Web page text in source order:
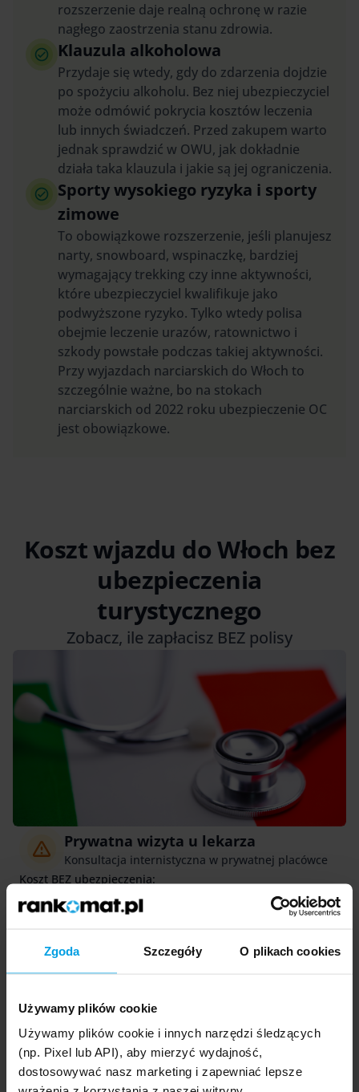
Zgoda Szczegóły O plikach cookies
Używamy plików cookie
Używamy plików cookie i innych narzędzi śledzących
(np. Pixel lub API), aby mierzyć wydajność,
dostosowywać nasz marketing i zapewniać lepsze
rozszerzenie daje realną ochronę w razie
nagłego zaostrzenia stanu zdrowia.
Klauzula alkoholowa
Przydaje się wtedy, gdy do zdarzenia dojdzie
po spożyciu alkoholu. Bez niej ubezpieczyciel
może odmówić pokrycia kosztów leczenia
lub innych świadczeń. Przed zakupem warto
jednak sprawdzić w OWU, jak dokładnie
działa taka klauzula i jakie są jej ograniczenia.
Sporty wysokiego ryzyka i sporty
zimowe
To obowiązkowe rozszerzenie, jeśli planujesz
narty, snowboard, wspinaczkę, bardziej
wymagający trekking czy inne aktywności,
które ubezpieczyciel kwalifikuje jako
podwyższone ryzyko. Tylko wtedy polisa
obejmie leczenie urazów, ratownictwo i
szkody powstałe podczas takiej aktywności.
Przy wyjazdach narciarskich do Włoch to
szczególnie ważne, bo na stokach
narciarskich od 2022 roku ubezpieczenie OC
jest obowiązkowe.
Koszt wjazdu do Włoch bez
ubezpieczenia
turystycznego
Zobacz, ile zapłacisz BEZ polisy
Prywatna wizyta u lekarza
Konsultacja internistyczna w prywatnej placówce
Koszt BEZ ubezpieczenia:
85 euro
Wizyta u specjalisty poza publicznym systemem
Koszt BEZ ubezpieczenia:
Rezonans magnetyczny
Badanie diagnostyczne wykonywane prywatnie
Koszt BEZ ubezpieczenia: